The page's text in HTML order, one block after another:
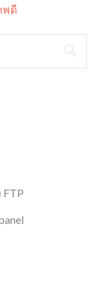
พดี
FTP